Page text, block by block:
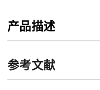
产品描述
参考文献